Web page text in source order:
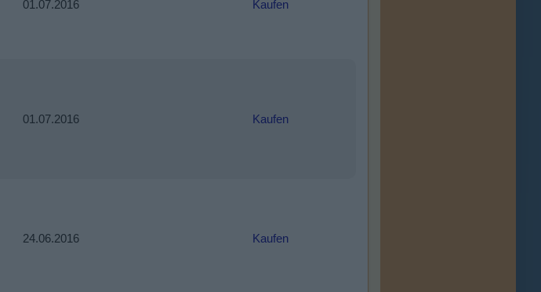
01.07.2016 Kaufen
01.07.2016 Kaufen
24.06.2016 Kaufen